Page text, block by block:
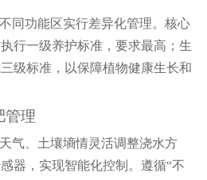
同功能区实行差异化管理。核心
行一级养护标准，要求最高；生
级标准，以保障植物健康生长和
管理
气、土壤墒情灵活调整浇水方
器，实现智能化控制。遵循“不